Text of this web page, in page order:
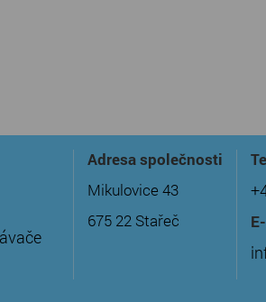
Adresa společnosti
Mikulovice 43
675 22 Stařeč